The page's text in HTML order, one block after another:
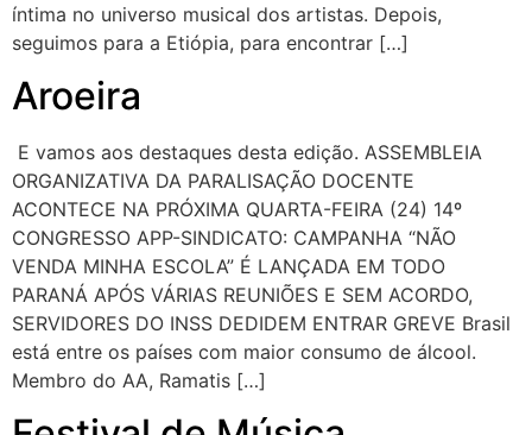
íntima no universo musical dos artistas. Depois,
seguimos para a Etiópia, para encontrar […]
Aroeira
E vamos aos destaques desta edição. ASSEMBLEIA
ORGANIZATIVA DA PARALISAÇÃO DOCENTE
ACONTECE NA PRÓXIMA QUARTA-FEIRA (24) 14º
CONGRESSO APP-SINDICATO: CAMPANHA “NÃO
VENDA MINHA ESCOLA” É LANÇADA EM TODO
PARANÁ APÓS VÁRIAS REUNIÕES E SEM ACORDO,
SERVIDORES DO INSS DEDIDEM ENTRAR GREVE Brasil
está entre os países com maior consumo de álcool.
Membro do AA, Ramatis […]